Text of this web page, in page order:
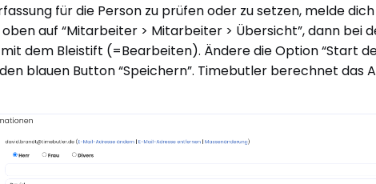
für die Person zu prüfen oder zu setzen, melde
auf “Mitarbeiter > Mitarbeiter > Übersicht”, dann bei
dem Bleistift (=Bearbeiten). Ändere die Option “Start
blauen Button “Speichern”. Timebutler berechnet das